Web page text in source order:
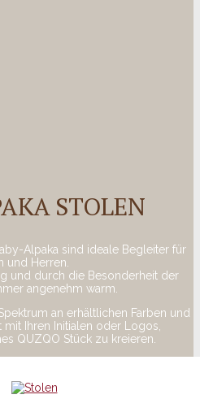
STOLEN
Alpaka sind ideale Begleiter für
und Herren.
und durch die Besonderheit der
angenehm warm.
an erhältlichen Farben und
mit Ihren Initialen oder Logos,
QUZQO Stück zu kreieren.